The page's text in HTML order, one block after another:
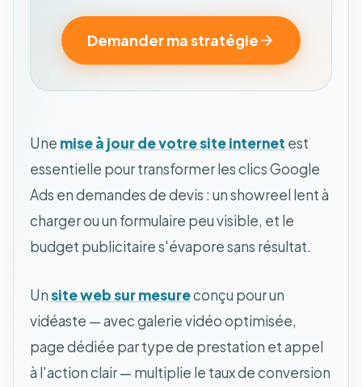
Demander ma stratégie
Une mise à jour de votre site internet est
essentielle pour transformer les clics Google
Ads en demandes de devis : un showreel lent à
charger ou un formulaire peu visible, et le
budget publicitaire s'évapore sans résultat.
Unsite web sur mesureconçu pour un
vidéaste — avec galerie vidéo optimisée,
page dédiée par type de prestation et appel
à l'action clair — multiplie le taux de conversion